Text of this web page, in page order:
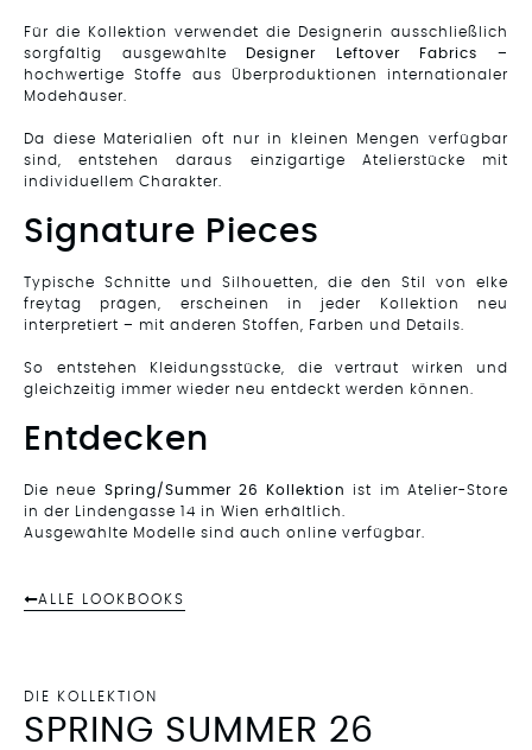
Für die Kollektion verwendet die Designerin ausschließlich
sorgfältig ausgewählte
Designer Leftover Fabrics
–
hochwertige Stoffe aus Überproduktionen internationaler
Modehäuser.
Da diese Materialien oft nur in kleinen Mengen verfügbar
sind, entstehen daraus einzigartige Atelierstücke mit
individuellem Charakter.
Signature Pieces
Typische Schnitte und Silhouetten, die den Stil von elke
freytag prägen, erscheinen in jeder Kollektion neu
interpretiert – mit anderen Stoffen, Farben und Details.
So entstehen Kleidungsstücke, die vertraut wirken und
gleichzeitig immer wieder neu entdeckt werden können.
Entdecken
Die neue Spring/Summer 26 Kollektion
ist im Atelier-Store
in der Lindengasse 14 in Wien erhältlich.
Ausgewählte Modelle sind auch online verfügbar.
ALLE LOOKBOOKS
DIE KOLLEKTION
SPRING SUMMER 26